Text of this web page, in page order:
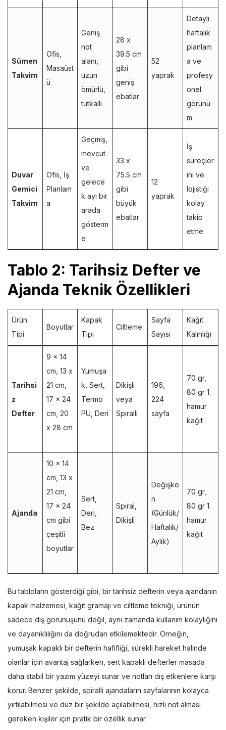
Sümen
Takvim
Ofis,
Masaüst
ü
Geniş
not
alanı,
uzun
ömürlü,
tutkallı
28 x
39.5 cm
gibi
geniş
ebatlar
52
yaprak
Detaylı
haftalık
planlam
a ve
profesy
onel
görünü
m
Duvar
Gemici
Takvim
Ofis, İş
Planlam
a
Geçmiş,
mevcut
ve
gelece
k ayı bir
arada
gösterm
e
33 x
75.5 cm
gibi
büyük
ebatlar
12
yaprak
İş
süreçler
ini ve
lojistiği
kolay
takip
etme
Tablo 2: Tarihsiz Defter ve
Ajanda Teknik Özellikleri
Ürün
Tipi
Boyutlar
Kapak
Tipi
Ciltleme
Sayfa
Sayısı
Kağıt
Kalınlığı
Tarihsi
z
Defter
9 x 14
cm, 13 x
21 cm,
17 x 24
cm, 20
x 28 cm
Yumuşa
k, Sert,
Termo
PU, Deri
Dikişli
veya
Spiralli
196,
224
sayfa
70 gr,
80 gr 1.
hamur
kağıt
Ajanda
10 x 14
cm, 13 x
21 cm,
17 x 24
cm gibi
çeşitli
boyutlar
Sert,
Deri,
Bez
Spiral,
Dikişli
Değişke
n
(Günlük/
Haftalık/
Aylık)
70 gr,
80 gr 1.
hamur
kağıt
Bu tabloların gösterdiği gibi, bir tarihsiz defterin veya ajandanın
kapak malzemesi, kağıt gramajı ve ciltleme tekniği, ürünün
sadece dış görünüşünü değil, aynı zamanda kullanım kolaylığını
ve dayanıklılığını da doğrudan etkilemektedir. Örneğin,
yumuşak kapaklı bir defterin hafifliği, sürekli hareket halinde
olanlar için avantaj sağlarken, sert kapaklı defterler masada
daha stabil bir yazım yüzeyi sunar ve notları dış etkenlere karşı
korur. Benzer şekilde, spiralli ajandaların sayfalarının kolayca
yırtılabilmesi ve düz bir şekilde açılabilmesi, hızlı not alması
gereken kişiler için pratik bir özellik sunar.